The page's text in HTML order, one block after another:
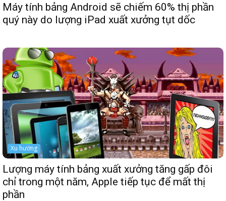
Máy tính bảng Android sẽ chiếm 60% thị phần
quý này do lượng iPad xuất xưởng tụt dốc
Xu hướng
Lượng máy tính bảng xuất xưởng tăng gấp đôi
chỉ trong một năm, Apple tiếp tục để mất thị
phần